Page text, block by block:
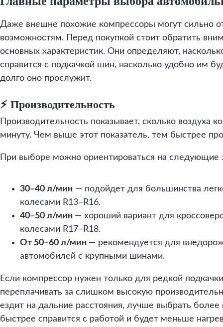
Даже внешне похожие компрессоры могут сильно
возможностям. Перед покупкой стоит обратить
основных характеристик. Они определяют,
справится с подкачкой шин, насколько удобно им
долго оно прослужит.
⚡ Производительность
Производительность показывает, сколько воздуха
минуту. Чем выше этот показатель, тем быстрее
При выборе можно ориентироваться на следующие
30–40 л/мин — подойдет для большинства
колесами R13–R16.
40–50 л/мин — хороший вариант для
колесами R17–R18.
От 50–60 л/мин — рекомендуется для
автомобилей с крупными шинами.
Если компрессор нужен только для редкой
переплачивать за слишком высокую
ездит на дальние расстояния, лучше выбрать
быстрее справится с работой и будет меньше